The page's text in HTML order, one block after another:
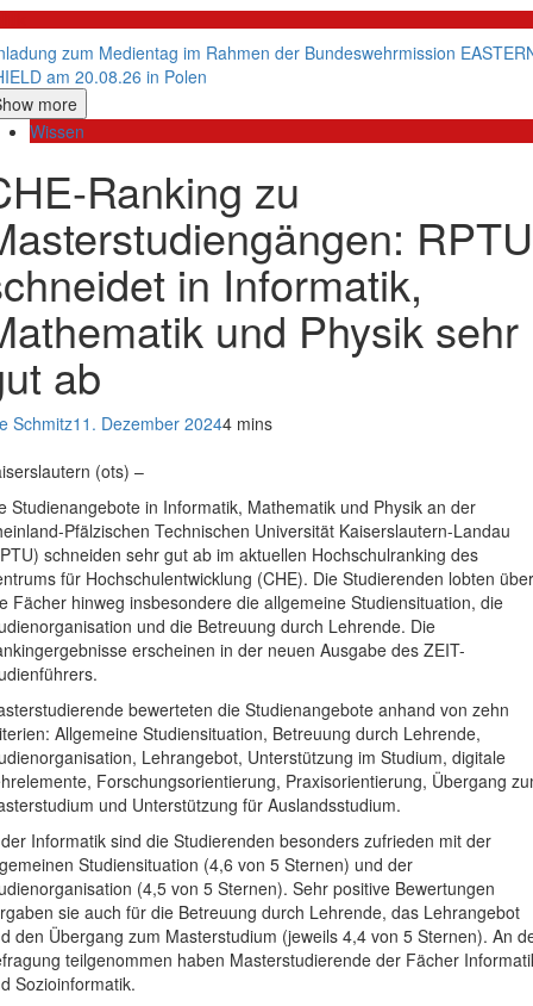
zum Medientag im Rahmen der Bundeswehrmission
am 20.08.26 in Polen
more
Wissen
Ranking zu
RPTU
in Informatik,
und Physik sehr
ab
Schmitz11. Dezember 20244 mins
(ots) –
Studienangebote in Informatik, Mathematik und Physik an der
Pfälzischen Technischen Universität Kaiserslautern-Landau
schneiden sehr gut ab im aktuellen Hochschulranking des
für Hochschulentwicklung (CHE). Die Studierenden lobten über
Fächer hinweg insbesondere die allgemeine Studiensituation, die
und die Betreuung durch Lehrende. Die
erscheinen in der neuen Ausgabe des ZEIT-
bewerteten die Studienangebote anhand von zehn
Allgemeine Studiensituation, Betreuung durch Lehrende,
Lehrangebot, Unterstützung im Studium, digitale
Forschungsorientierung, Praxisorientierung, Übergang
und Unterstützung für Auslandsstudium.
Informatik sind die Studierenden besonders zufrieden mit der
Studiensituation (4,6 von 5 Sternen) und der
(4,5 von 5 Sternen). Sehr positive Bewertungen
sie auch für die Betreuung durch Lehrende, das Lehrangebot
den Übergang zum Masterstudium (jeweils 4,4 von 5 Sternen). An
teilgenommen haben Masterstudierende der Fächer
Sozioinformatik.